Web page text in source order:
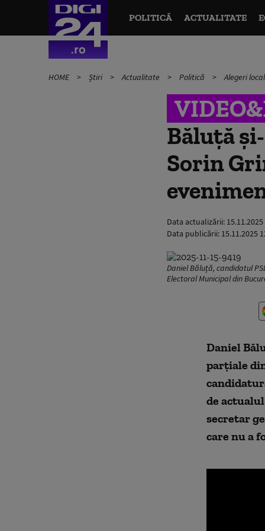
POLITICĂ ACTUALITATE
HOME Știri Actualitate Politică Alegeri
Băluță
Sorin
Data actualizării:
Data publicării: 15.11.2025
Daniel Băluță, candidatul
Electoral Municipal din
Daniel
parțiale
de
secretar
care nu a